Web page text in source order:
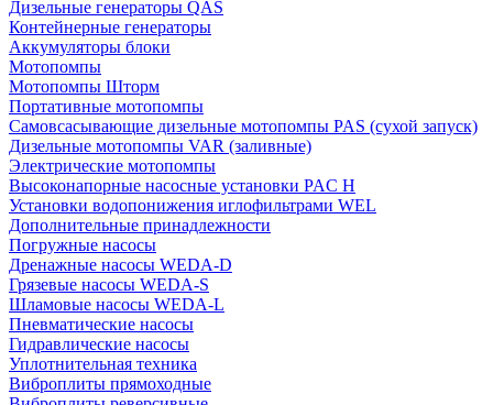
Дизельные генераторы QAS
Контейнерные генераторы
Аккумуляторы блоки
Мотопомпы
Мотопомпы Шторм
Портативные мотопомпы
Самовсасывающие дизельные мотопомпы PAS (сухой запуск)
Дизельные мотопомпы VAR (заливные)
Электрические мотопомпы
Высоконапорные насосные установки PAC H
Установки водопонижения иглофильтрами WEL
Дополнительные принадлежности
Погружные насосы
Дренажные насосы WEDA-D
Грязевые насосы WEDA-S
Шламовые насосы WEDA-L
Пневматические насосы
Гидравлические насосы
Уплотнительная техника
Виброплиты прямоходные